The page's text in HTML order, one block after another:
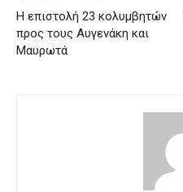
Η επιστολή 23 κολυμβητών
προς τους Αυγενάκη και
Μαυρωτά